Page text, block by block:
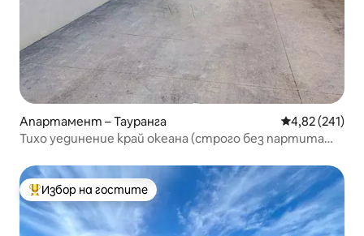
Апартамент – Тауранга Средна
4,82 (241)
Тихо уединение край океана (строго без партита
Най-популярен избор на гостите
Избор на гостите